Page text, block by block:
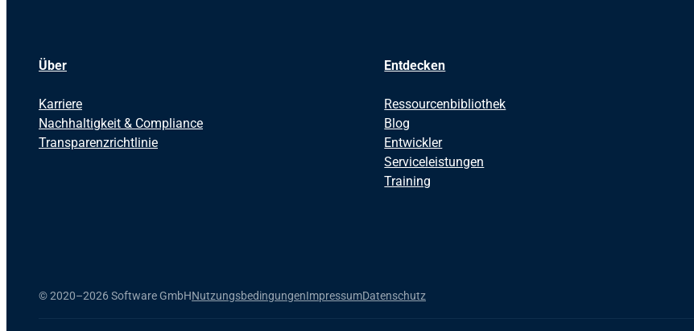
Über
Karriere
Nachhaltigkeit & Compliance
Transparenzrichtlinie
Entdecken
Ressourcenbibliothek
Blog
Entwickler
Serviceleistungen
Training
©2020–2026 Software GmbHNutzungsbedingungenImpressumDatenschutz